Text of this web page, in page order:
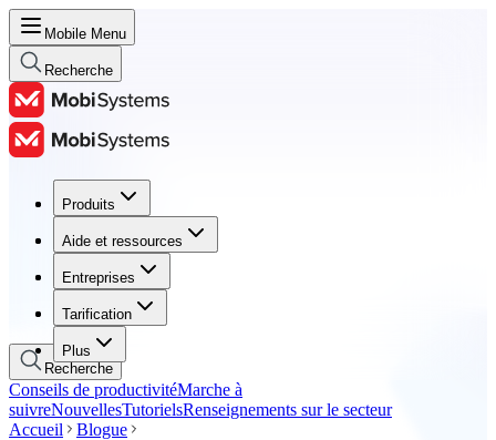
Mobile Menu
Recherche
Produits
Aide et ressources
Entreprises
Tarification
Plus
Produits
Aide et ressources
Entreprises
Tarification
Recherche
Conseils de productivitéMarche à
suivreNouvellesTutorielsRenseignements sur le secteur
Accueil
Blogue